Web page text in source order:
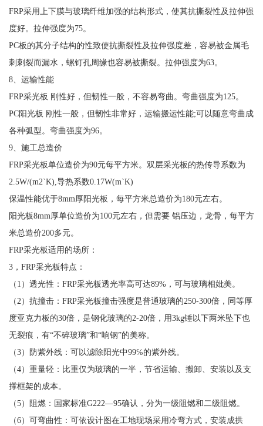
FRP采用上下膜与玻璃纤维加强的结构形式，使其抗撕裂性及拉伸强
度好。拉伸强度为75。
PC板的其分子结构的性致使抗撕裂性及拉伸强度差，容易被金属毛
刺刺裂而漏水，螺钉孔周缘也容易被撕裂。拉伸强度为63。
8、运输性能
FRP采光板 刚性好，但韧性一般，不容易弯曲。弯曲强度为125。
PC阳光板 刚性一般，但韧性非常好，运输搬运性能;可以随意弯曲成
各种弧型。弯曲强度为96。
9、施工总造价
FRP采光板单位造价为90元每平方米。双层采光板的热传导系数为
2.5W/(m2`K),导热系数0.17W(m`K)
保温性能优于8mm厚阳光板，每平方米总造价为180元左右。
阳光板8mm厚单位造价为100元左右，但需要 铝压边，龙骨，每平方
米总造价200多元。
FRP采光板适用的场所：
3，FRP采光板特点：
（1）透光性：FRP采光板透光率高可达89%，可与玻璃相妣美。
（2）抗撞击：FRP采光板撞击强度是普通玻璃的250-300倍，同等厚
度亚克力板的30倍，是钢化玻璃的2-20倍，用3kg锤以下两米坠下也
无裂痕，有“不碎玻璃”和“响钢”的美称。
（3）防紫外线：可以滤除阳光中99℅的紫外线。
（4）重量轻：比重仅为玻璃的一半，节省运输、搬卸、安装以及支
撑框架的成本。
（5）阻燃：国家标准G222—95确认，分为一级阻燃和二级阻燃。
（6）可弯曲性：可依设计图在工地现场采用冷弯方式，安装成拱